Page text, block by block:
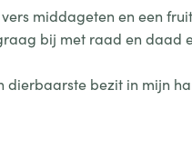
middageten en een
bij met raad en daad
dierbaarste bezit in mijn